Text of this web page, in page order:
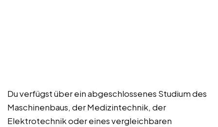
Du verfügst über ein abgeschlossenes Studium des
Maschinenbaus, der Medizintechnik, der
Elektrotechnik oder eines vergleichbaren